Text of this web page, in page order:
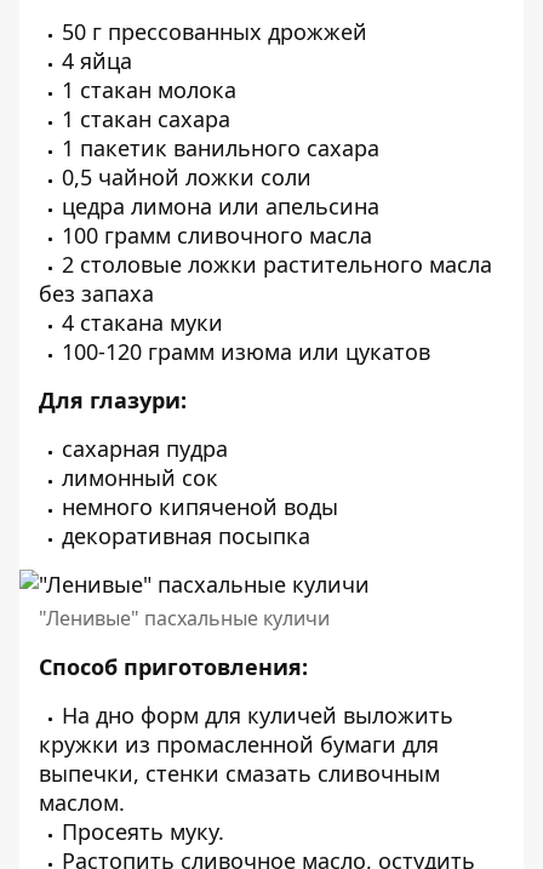
50 г прессованных дрожжей
4 яйца
1 стакан молока
1 стакан сахара
1 пакетик ванильного сахара
0,5 чайной ложки соли
цедра лимона или апельсина
100 грамм сливочного масла
2 столовые ложки растительного масла
без запаха
4 стакана муки
100-120 грамм изюма или цукатов
Для глазури:
сахарная пудра
лимонный сок
немного кипяченой воды
декоративная посыпка
"Ленивые" пасхальные куличи
Способ приготовления:
На дно форм для куличей выложить
кружки из промасленной бумаги для
выпечки, стенки смазать сливочным
маслом.
Просеять муку.
Растопить сливочное масло, остудить